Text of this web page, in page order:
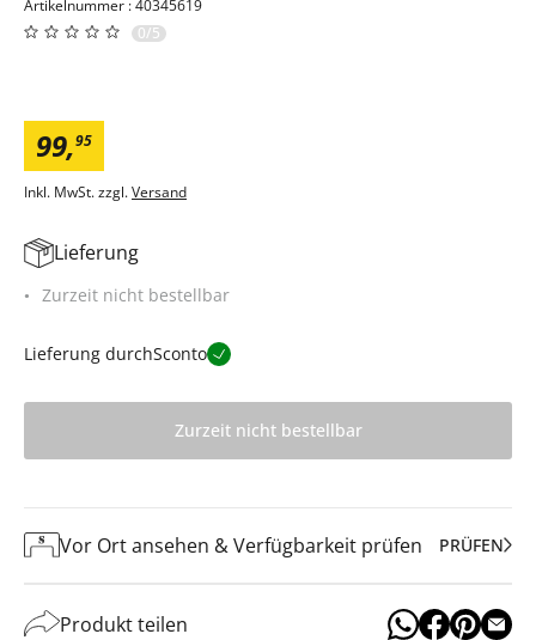
Artikelnummer : 40345619
0/5
99,95
Inkl. MwSt. zzgl.Versand
Lieferung
Zurzeit nicht bestellbar
Lieferung durchSconto
Zurzeit nicht bestellbar
Vor Ort ansehen & Verfügbarkeit prüfen PRÜFEN
Produkt teilen